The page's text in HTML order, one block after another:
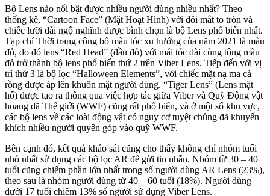
Bộ Lens nào nổi bật được nhiều người dùng nhiều nhất? Theo
thống kê, “Cartoon Face” (Mặt Hoạt Hình) với đôi mắt to tròn và
chiếc lưỡi dài ngộ nghĩnh được bình chọn là bộ Lens phổ biến nhất.
Tạp chí Thời trang công bố màu tóc xu hướng của năm 2021 là màu
đỏ, do đó lens “Red Head” (đầu đỏ) với mái tóc dài cùng tông màu
đỏ trở thành bộ lens phổ biến thứ 2 trên Viber Lens. Tiếp đến với vị
trí thứ 3 là bộ lọc “Halloween Elements”, với chiếc mặt nạ ma cà
rồng được áp lên khuôn mặt người dùng. “Tiger Lens” (Lens mặt
hổ) được tạo ra thông qua việc hợp tác giữa Viber và Quỹ Động vật
hoang dã Thế giới (WWF) cũng rất phổ biến, và ở một số khu vực,
các bộ lens về các loài động vật có nguy cơ tuyệt chủng đã khuyến
khích nhiều người quyên góp vào quỹ WWF.
Bên cạnh đó, kết quả khảo sát cũng cho thấy không chỉ nhóm tuổi
nhỏ nhất sử dụng các bộ lọc AR để gửi tin nhắn. Nhóm từ 30 – 40
tuổi cũng chiếm phần lớn nhất trong số người dùng AR Lens (23%),
theo sau là nhóm người dùng từ 40 – 60 tuổi (18%). Người dùng
dưới 17 tuổi chiếm 13% số người sử dụng Viber Lens.